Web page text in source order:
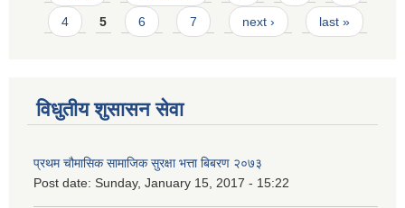
4 5 6 7 next › last »
विधुतीय शुसासन सेवा
प्रथम चौमासिक सामाजिक सुरक्षा भत्ता बिबरण २०७३
Post date: Sunday, January 15, 2017 - 15:22